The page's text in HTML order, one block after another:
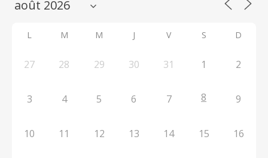
L M M J V S D
27 28 29 30 31 1 2
3 4 5 6 7 8 9
10 11 12 13 14 15 16